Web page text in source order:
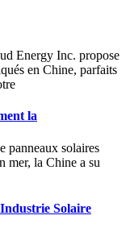
Energy Inc. propose
en Chine, parfaits
la
panneaux solaires
mer, la Chine a su
Solaire